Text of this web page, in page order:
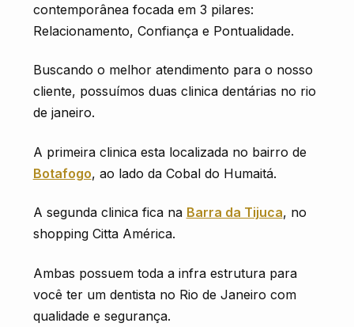
contemporânea focada em 3 pilares:
Relacionamento, Confiança e Pontualidade.
Buscando o melhor atendimento para o nosso
cliente, possuímos duas clinica dentárias no rio
de janeiro.
A primeira clinica esta localizada no bairro de
Botafogo, ao lado da Cobal do Humaitá.
A segunda clinica fica na Barra da Tijuca, no
shopping Citta América.
Ambas possuem toda a infra estrutura para
você ter um dentista no Rio de Janeiro com
qualidade e segurança.